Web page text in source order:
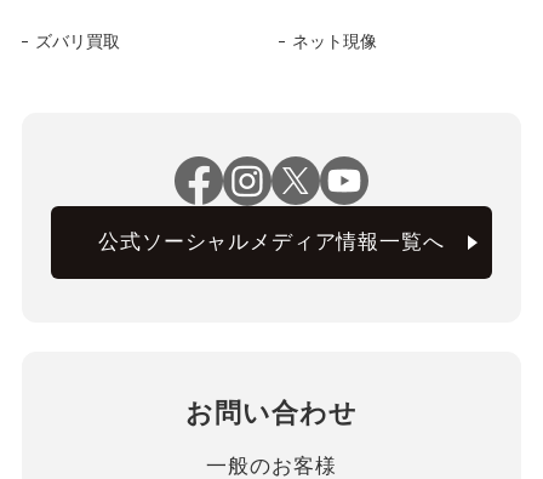
ズバリ買取 ネット現像
公式ソーシャルメディア情報一覧へ
お問い合わせ
一般のお客様